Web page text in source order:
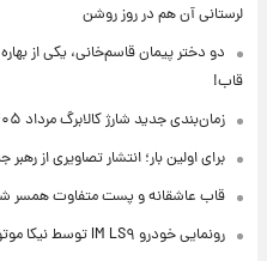
لرستانی آن هم در روز روشن
دو دختر پیمان قاسم‌خانی، یکی از
قاب!
زمان‌بندی جدید شارژ کالابرگ مرداد ۱۴۰۵ اعلام شد
برای اولین بار؛ انتشار تصاویری از
قاب عاشقانه و پست متفاوت همسر
رونمایی خودرو IM LS۹ توسط نیکا موتور ، لوکس ترین شاسی بلند EREV در ایران